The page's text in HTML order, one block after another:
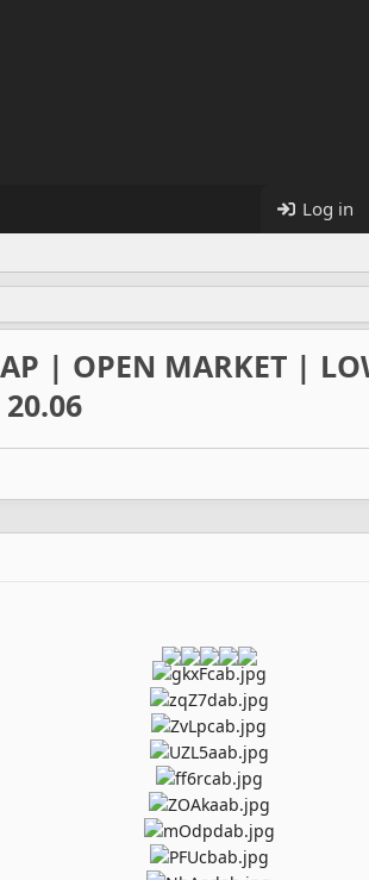
Log in
| OPEN MARKET |